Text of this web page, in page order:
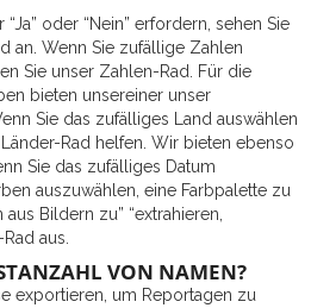
oder “Nein” erfordern, sehen Sie
an. Wenn Sie zufällige Zahlen
Sie unser Zahlen-Rad. Für die
bieten unsereiner unser
Sie das zufälliges Land auswählen
Rad helfen. Wir bieten ebenso
Sie das zufälliges Datum
auszuwählen, eine Farbpalette zu
Bildern zu” “extrahieren,
aus.
VON NAMEN?
exportieren, um Reportagen zu